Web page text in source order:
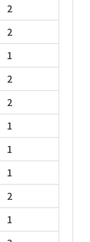
年度は
の全国型と
とほぼ同一
所在市など
す。
に広く見ら
度は
このタイプ
2
2
1
2
2
1
1
1
2
1